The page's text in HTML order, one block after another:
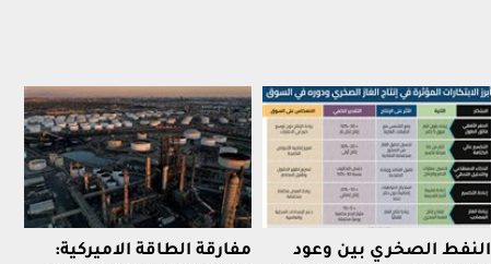
النفط الصخري بين وعود
مفارقة الطاقة الاميركية: